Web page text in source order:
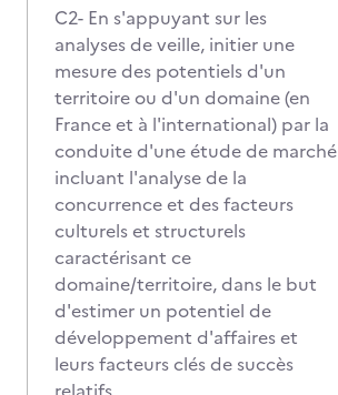
C2- En s'appuyant sur les
analyses de veille, initier une
mesure des potentiels d'un
territoire ou d'un domaine (en
France et à l'international) par la
conduite d'une étude de marché
incluant l'analyse de la
concurrence et des facteurs
culturels et structurels
caractérisant ce
domaine/territoire, dans le but
d'estimer un potentiel de
développement d'affaires et
leurs facteurs clés de succès